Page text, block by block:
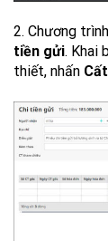
2. Chương
tiền gửi. Khai
thiết, nhấn Cất